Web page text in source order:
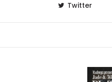
Twitter